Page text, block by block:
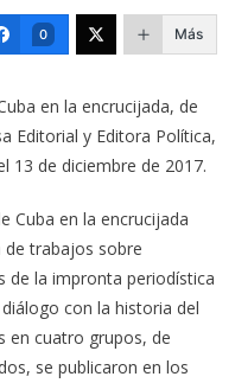
0 Más
en la encrucijada, de
Editorial y Editora Política,
13 de diciembre de 2017.
Cuba en la encrucijada
de trabajos sobre
de la impronta periodística
con la historia del
en cuatro grupos, de
se publicaron en los